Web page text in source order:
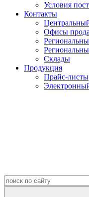
Условия
Контакты
Офисы
Склады
Продукция
Прайс-листы